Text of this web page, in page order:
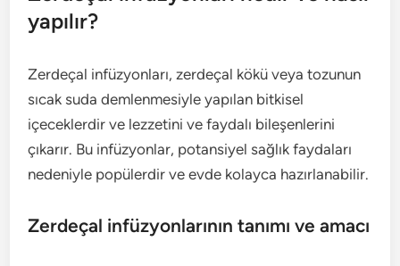
yapılır?
Zerdeçal infüzyonları, zerdeçal kökü veya tozunun
sıcak suda demlenmesiyle yapılan bitkisel
içeceklerdir ve lezzetini ve faydalı bileşenlerini
çıkarır. Bu infüzyonlar, potansiyel sağlık faydaları
nedeniyle popülerdir ve evde kolayca hazırlanabilir.
Zerdeçal infüzyonlarının tanımı ve amacı